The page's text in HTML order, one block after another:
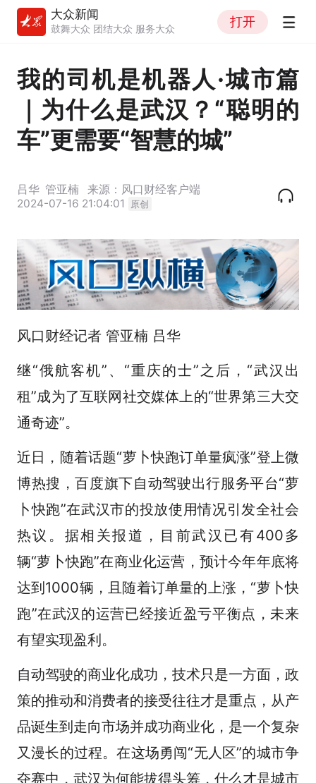
大众新闻
鼓舞大众 团结大众 服务大众
打开
我的司机是机器人·城市篇
｜为什么是武汉？“聪明的
车”更需要“智慧的城”
吕华 管亚楠
来源：风口财经客户端
2024-07-16 21:04:01
原创
风口财经记者 管亚楠 吕华
继“俄航客机”、“重庆的士”之后，“武汉出
租”成为了互联网社交媒体上的“世界第三大交
通奇迹”。
近日，随着话题“萝卜快跑订单量疯涨”登上微
博热搜，百度旗下自动驾驶出行服务平台“萝
卜快跑”在武汉市的投放使用情况引发全社会
热议。据相关报道，目前武汉已有400多
辆“萝卜快跑”在商业化运营，预计今年年底将
达到1000辆，且随着订单量的上涨，“萝卜快
跑”在武汉的运营已经接近盈亏平衡点，未来
有望实现盈利。
自动驾驶的商业化成功，技术只是一方面，政
策的推动和消费者的接受往往才是重点，从产
品诞生到走向市场并成功商业化，是一个复杂
又漫长的过程。在这场勇闯“无人区”的城市争
夺赛中，武汉为何能拔得头筹，什么才是城市